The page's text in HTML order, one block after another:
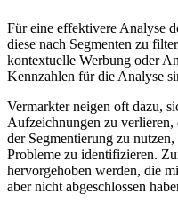
Für eine effektivere Analyse
diese nach Segmenten zu
kontextuelle Werbung oder
Kennzahlen für die Analyse
Vermarkter neigen oft dazu,
Aufzeichnungen zu
der Segmentierung zu
Probleme zu identifizieren.
hervorgehoben werden, die
aber nicht abgeschlossen